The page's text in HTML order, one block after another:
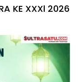
KE XXXl 2026